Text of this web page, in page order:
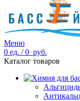
Меню
0 ед. / 0 руб.
Каталог товаров